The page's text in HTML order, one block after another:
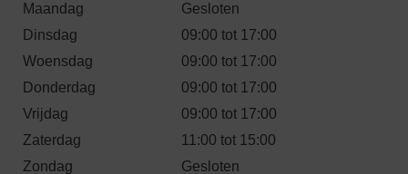
Maandag
Gesloten
Dinsdag
09:00 tot 17:00
Woensdag
09:00 tot 17:00
Donderdag
09:00 tot 17:00
Vrijdag
09:00 tot 17:00
Zaterdag
11:00 tot 15:00
Zondag
Gesloten